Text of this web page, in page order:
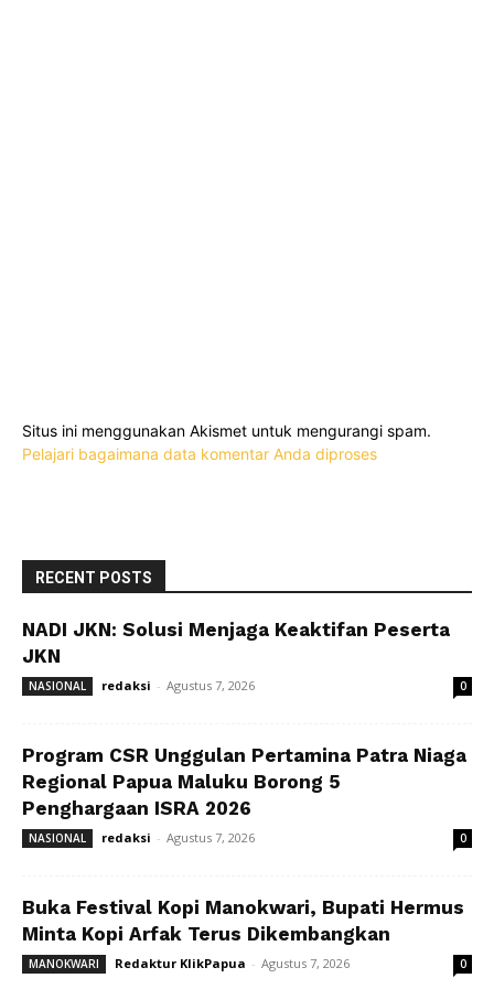
Situs ini menggunakan Akismet untuk mengurangi spam.
Pelajari bagaimana data komentar Anda diproses
RECENT POSTS
NADI JKN: Solusi Menjaga Keaktifan Peserta
JKN
NASIONAL redaksi - Agustus 7, 2026 0
Program CSR Unggulan Pertamina Patra Niaga
Regional Papua Maluku Borong 5
Penghargaan ISRA 2026
NASIONAL redaksi - Agustus 7, 2026 0
Buka Festival Kopi Manokwari, Bupati Hermus
Minta Kopi Arfak Terus Dikembangkan
MANOKWARI Redaktur KlikPapua - Agustus 7, 2026 0